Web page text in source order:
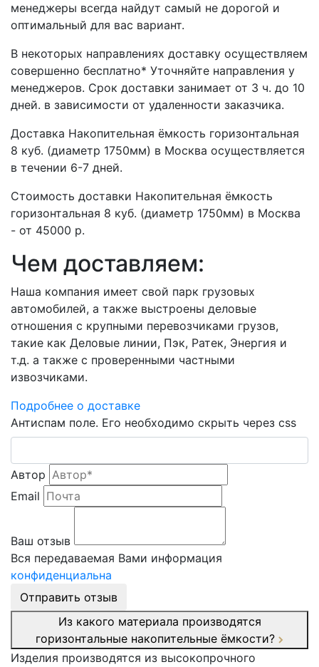
менеджеры всегда найдут самый не дорогой и
оптимальный для вас вариант.
В некоторых направлениях доставку осуществляем
совершенно бесплатно* Уточняйте направления у
менеджеров. Срок доставки занимает от 3 ч. до 10
дней. в зависимости от удаленности заказчика.
Доставка Накопительная ёмкость горизонтальная
8 куб. (диаметр 1750мм) в Москва осуществляется
в течении 6-7 дней.
Стоимость доставки Накопительная ёмкость
горизонтальная 8 куб. (диаметр 1750мм) в Москва
- от 45000 р.
Чем доставляем:
Наша компания имеет свой парк грузовых
автомобилей, а также выстроены деловые
отношения с крупными перевозчиками грузов,
такие как Деловые линии, Пэк, Ратек, Энергия и
т.д. а также с проверенными частными
извозчиками.
Подробнее о доставке
Антиспам поле. Его необходимо скрыть через css
Автор
Email
Ваш отзыв
Вся передаваемая Вами информация
конфиденциальна
Отправить отзыв
Из какого материала производятся
горизонтальные накопительные ёмкости?
Изделия производятся из высокопрочного